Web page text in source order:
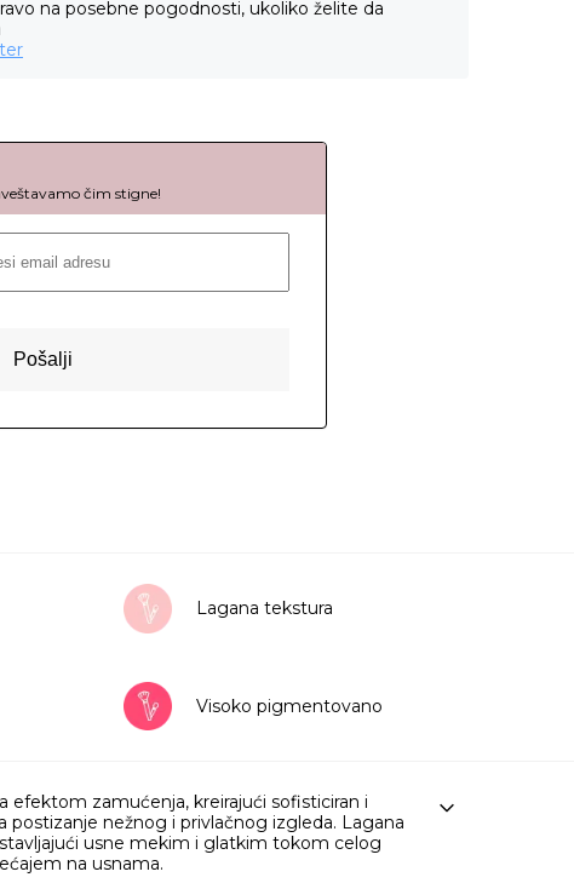
na posebne pogodnosti, ukoliko želite da
Lagana tekstura
Visoko pigmentovano
efektom zamućenja, kreirajući sofisticiran i
postizanje nežnog i privlačnog izgleda. Lagana
usne mekim i glatkim tokom celog
na usnama.